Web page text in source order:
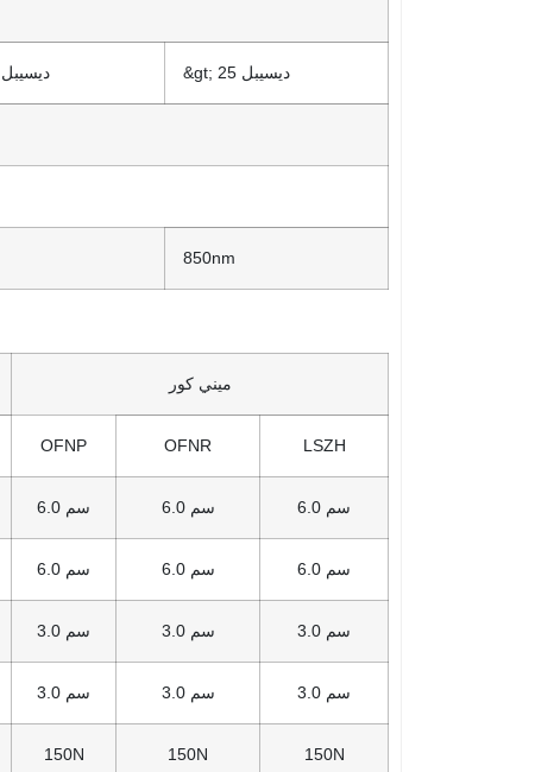
&gt; 60 ديسيبل &gt; 25 ديسيبل
850nm
ميني كور
OFNP OFNR LSZH
6.0 سم 6.0 سم 6.0 سم
6.0 سم 6.0 سم 6.0 سم
3.0 سم 3.0 سم 3.0 سم
3.0 سم 3.0 سم 3.0 سم
150N 150N 150N